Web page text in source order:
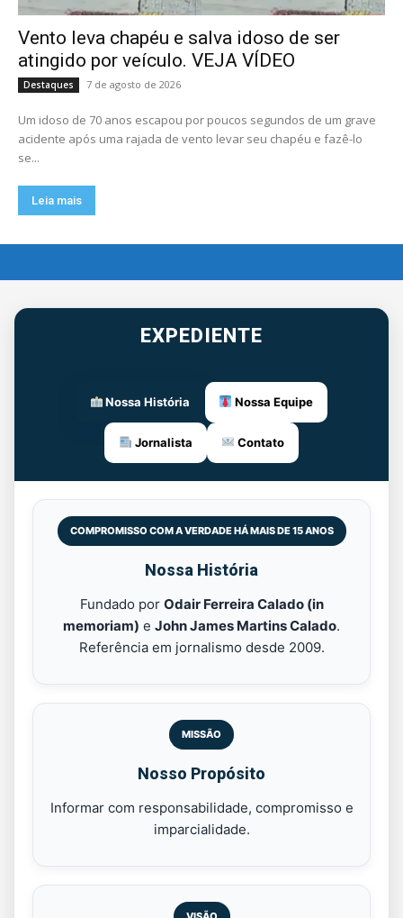
Vento leva chapéu e salva idoso de ser
atingido por veículo. VEJA VÍDEO
Destaques 7 de agosto de 2026
Um idoso de 70 anos escapou por poucos segundos de um grave
acidente após uma rajada de vento levar seu chapéu e fazê-lo
se...
Leia mais
EXPEDIENTE
Nossa História Nossa Equipe
Jornalista Contato
COMPROMISSO COM A VERDADE HÁ MAIS DE 15 ANOS
Nossa História
Fundado por Odair Ferreira Calado (in
memoriam) e John James Martins Calado.
Referência em jornalismo desde 2009.
MISSÃO
Nosso Propósito
Informar com responsabilidade, compromisso e
imparcialidade.